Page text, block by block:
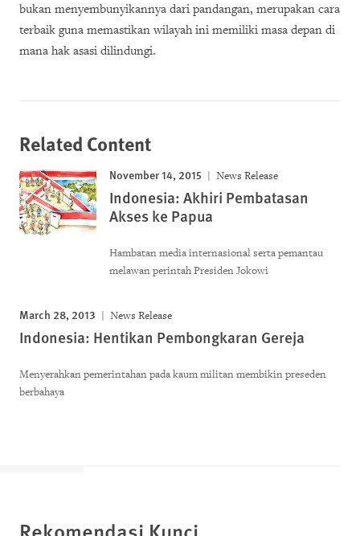
bukan menyembunyikannya dari pandangan, merupakan cara
terbaik guna memastikan wilayah ini memiliki masa depan di
mana hak asasi dilindungi.
Related Content
November 14, 2015 News Release
Indonesia: Akhiri Pembatasan
Akses ke Papua
Hambatan media internasional serta pemantau
melawan perintah Presiden Jokowi
March 28, 2013 News Release
Indonesia: Hentikan Pembongkaran Gereja
Menyerahkan pemerintahan pada kaum militan membikin preseden
berbahaya